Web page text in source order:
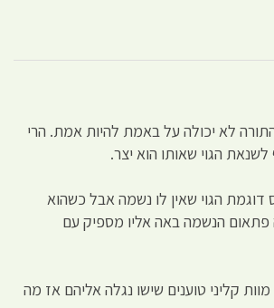
לא יכולה על באמת להיות אמת. הרי
הגוי שאותו הוא יצר.
דוגמת הגוי שאין לו נשמה אבל כשהוא
הנשמה באה אליו מספיק עם
קליני טוענים שישו נגלה אליהם אז מה